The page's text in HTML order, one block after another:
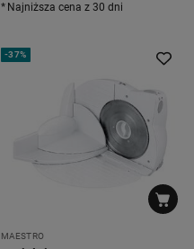
Najniższa cena z 30 dni
-37%
MAESTRO